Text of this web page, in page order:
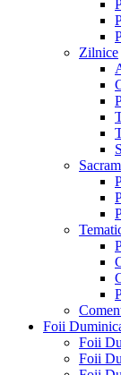
Zilnice
Foii
Foii
Foii